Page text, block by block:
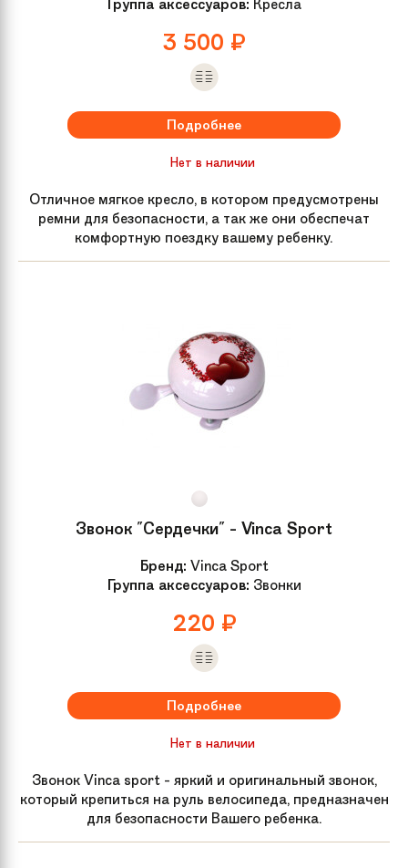
Группа аксессуаров: Кресла
3 500 ₽
Подробнее
Нет в наличии
Отличное мягкое кресло, в котором предусмотрены
ремни для безопасности, а так же они обеспечат
комфортную поездку вашему ребенку.
Звонок "Сердечки" - Vinca Sport
Бренд: Vinca Sport
Группа аксессуаров: Звонки
220 ₽
Подробнее
Нет в наличии
Звонок Vinca sport - яркий и оригинальный звонок,
который крепиться на руль велосипеда, предназначен
для безопасности Вашего ребенка.